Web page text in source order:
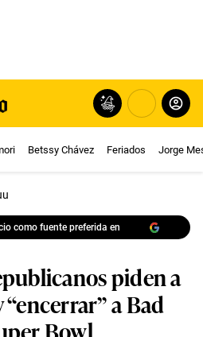
Betssy Chávez Feriados Jorge
como fuente preferida en
piden a
a Bad
Bowl